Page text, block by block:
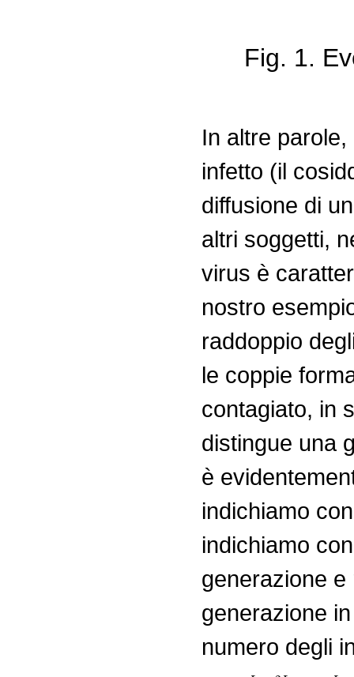
Fig. 1.
In altre
infetto (il
diffusione di
altri soggetti,
virus è
nostro
raddoppio
le coppie
contagiato, in
distingue una
è
indichiamo
indichiamo
generazione
generazione
numero degli